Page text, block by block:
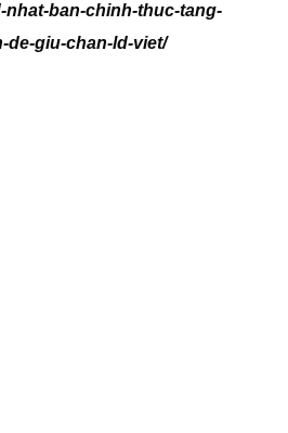
nhat-ban-chinh-thuc-tang-
de-giu-chan-ld-viet/